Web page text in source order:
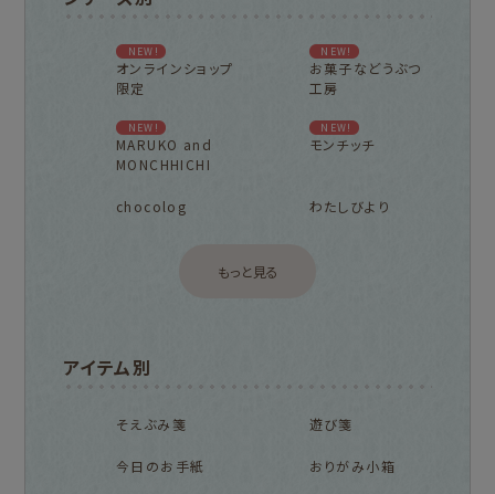
NEW!
オンラインショップ
限定
NEW!
お菓子などうぶつ
工房
NEW!
MARUKO and
MONCHHICHI
NEW!
モンチッチ
chocolog わたしびより
もっと見る
アイテム別
そえぶみ箋 遊び箋
今日のお手紙 おりがみ小箱